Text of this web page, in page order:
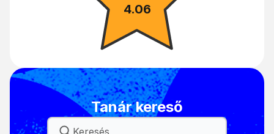
4.06
Tanár kereső